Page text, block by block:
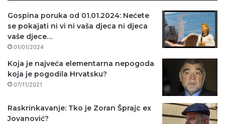
Gospina poruka od 01.01.2024: Nećete
se pokajati ni vi ni vaša djeca ni djeca
vaše djece…
01/01/2024
Koja je najveća elementarna nepogoda
koja je pogodila Hrvatsku?
07/11/2021
Raskrinkavanje: Tko je Zoran Šprajc ex
Jovanović?